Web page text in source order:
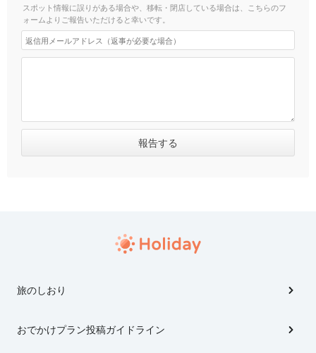
スポット情報に誤りがある場合や、移転・閉店している場合は、こちらのフ
ォームよりご報告いただけると幸いです。
旅のしおり
おでかけプラン投稿ガイドライン